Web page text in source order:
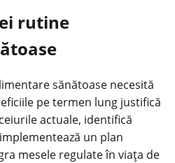
rutine
sănătoase necesită
pe termen lung justifică
actuale, identifică
un plan
mesele regulate în viața de